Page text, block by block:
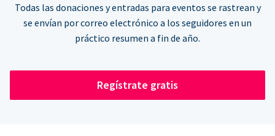
Todas las donaciones y entradas para eventos se rastrean y
se envían por correo electrónico a los seguidores en un
práctico resumen a fin de año.
Regístrate gratis